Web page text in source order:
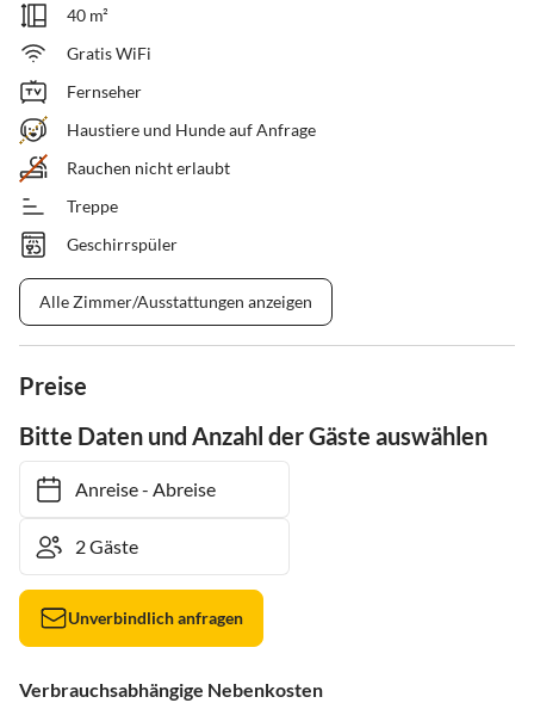
40 m²
Gratis WiFi
Fernseher
Haustiere und Hunde auf Anfrage
Rauchen nicht erlaubt
Treppe
Geschirrspüler
Alle Zimmer/Ausstattungen anzeigen
Preise
Bitte Daten und Anzahl der Gäste auswählen
Anreise- Abreise
Unverbindlich anfragen
Verbrauchsabhängige Nebenkosten